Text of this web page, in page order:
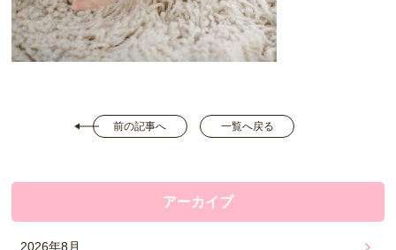
前の記事へ 一覧へ戻る
アーカイブ
2026年8月